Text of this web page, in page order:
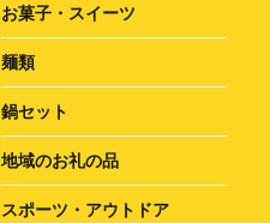
お菓子・スイーツ
麺類
鍋セット
地域のお礼の品
スポーツ・アウトドア